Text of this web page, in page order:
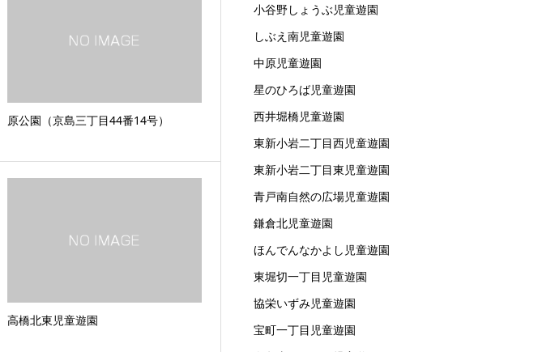
原公園（京島三丁目44番14号）
高橋北東児童遊園
小谷野しょうぶ児童遊園
しぶえ南児童遊園
中原児童遊園
星のひろば児童遊園
西井堀橋児童遊園
東新小岩二丁目西児童遊園
東新小岩二丁目東児童遊園
青戸南自然の広場児童遊園
鎌倉北児童遊園
ほんでんなかよし児童遊園
東堀切一丁目児童遊園
協栄いずみ児童遊園
宝町一丁目児童遊園